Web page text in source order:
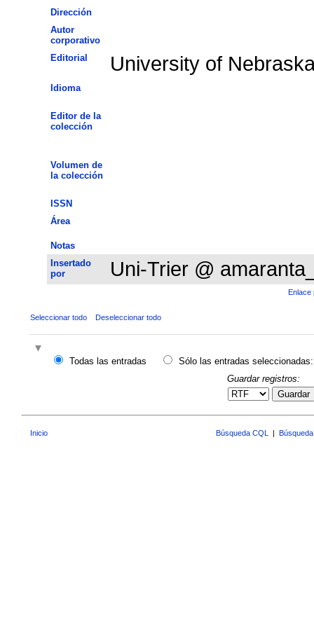
Dirección
Autor
corporativo
Editorial
University of
Idioma
Editor de la
colección
Volumen de
la colección
ISSN
Área
Notas
Insertado
por
Uni-Trier @
Enlace
Seleccionar todo Deseleccionar todo
Todas las entradas
Sólo las entradas seleccionadas:
Guardar registros:
Guardar
Inicio Búsqueda CQL